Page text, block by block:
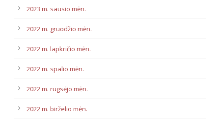
2023 m. sausio mėn.
2022 m. gruodžio mėn.
2022 m. lapkričio mėn.
2022 m. spalio mėn.
2022 m. rugsėjo mėn.
2022 m. birželio mėn.